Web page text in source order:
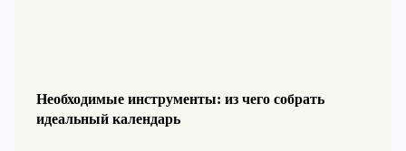
Необходимые инструменты: из чего собрать
идеальный календарь